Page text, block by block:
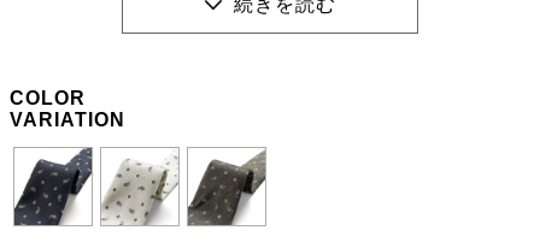
めやすく、やわらかいのに緩まないネクタイに仕上げられています。
クタイを形作る重要な要素です。
職人の手作業と独特の縫製法によって生み出される
「極上の締め心地」
COLOR
VARIATION